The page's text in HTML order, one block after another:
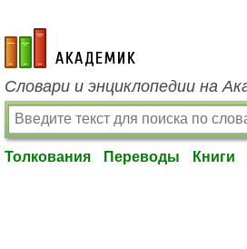
academic.ru
Словари и энциклопедии на
Толкования Переводы Книги